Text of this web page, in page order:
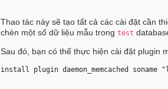
Thao tác này sẽ tạo tất cả các cài đặt cần
chèn một số dữ liệu mẫu trongtest
Sau đó, bạn có thể thực hiện cài đặt plugin
install plugin daemon_memcached soname